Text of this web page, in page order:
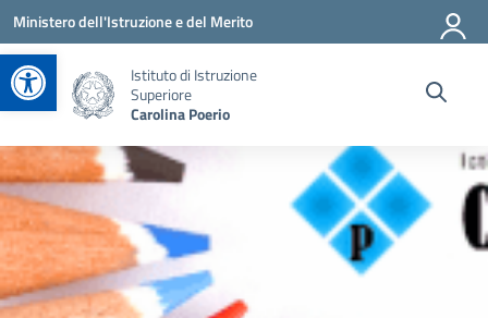
Apri la barra degli strumenti
Vai ai contenuti
Vai al menu di navigazione
Vai al footer
Ministero dell'Istruzione e del Merito
Istituto di Istruzione
Superiore
Carolina Poerio